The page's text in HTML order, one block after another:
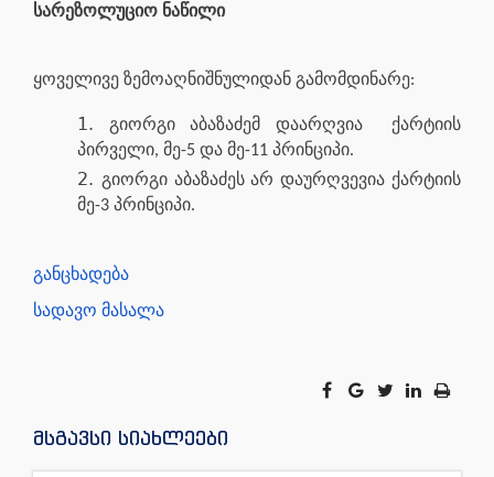
სარეზოლუციო ნაწილი
ყოველივე ზემოაღნიშნულიდან გამომდინარე:
გიორგი აბაზაძემ დაარღვია
ქარტიის
პირველი, მე-5 და მე-11 პრინციპი.
გიორგი აბაზაძეს არ დაურღვევია ქარტიის
მე-3 პრინციპი.
განცხადება
სადავო მასალა
მსგავსი სიახლეები